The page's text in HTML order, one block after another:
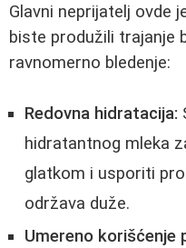
Glavni neprijatelj ovde
biste produžili trajanje
ravnomerno bledenje:
Redovna hidratacija:
hidratantnog mleka
glatkom i usporiti
održava duže.
Umereno korišćenje